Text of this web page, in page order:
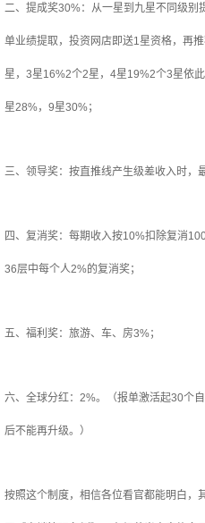
二、提成奖30%：从一星到九星不同级别
单业绩提取，投资网店即送1星资格，再
星，3星16%2个2星，4星19%2个3星依
星28%，9星30%；
三、领导奖：按直推线产生级差收入时，
四、复消奖：每期收入按10%扣除复消
36层中每个人2%的复消奖；
五、福利奖：旅游、车、房3%；
六、全球分红：2%。（报单激活起30个
后不能再升级。）
按照这个制度，相信各位看官都能明白，